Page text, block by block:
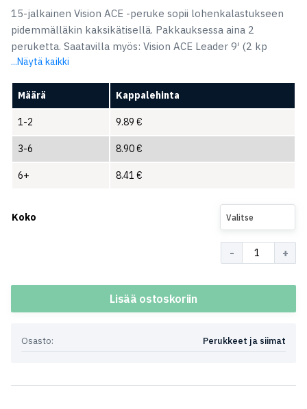
15-jalkainen Vision ACE -peruke sopii lohenkalastukseen
pidemmälläkin kaksikätisellä. Pakkauksessa aina 2
peruketta. Saatavilla myös: Vision ACE Leader 9′ (2 kp
...Näytä kaikki
Määrä Kappalehinta
1-2 9.89 €
3-6 8.90€
6+ 8.41 €
Koko Valitse
Lisää ostoskoriin
Osasto: Perukkeet ja siimat